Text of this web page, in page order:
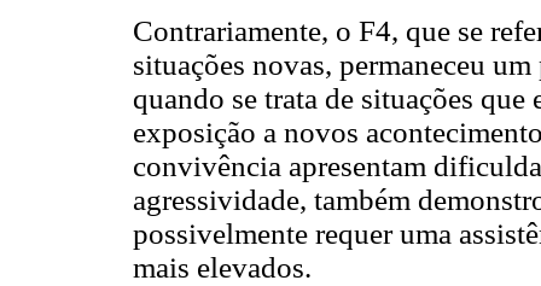
Contrariamente, o F4, que se
situações novas, permaneceu
quando se trata de situações
exposição a novos
convivência apresentam
agressividade, também
possivelmente requer uma
mais elevados.